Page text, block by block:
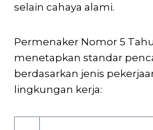
selain cahaya alami.
Permenaker Nomor 5
menetapkan standar
berdasarkan jenis
lingkungan kerja: